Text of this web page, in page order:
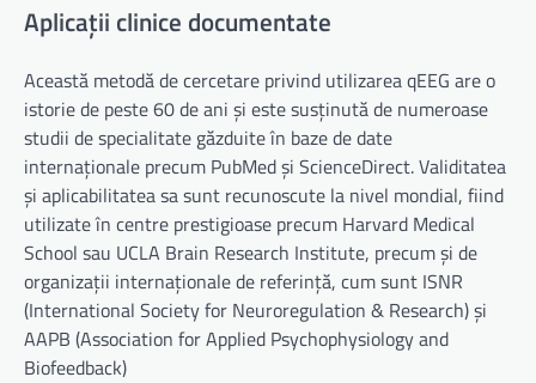
Aplicații clinice documentate
Această metodă de cercetare privind utilizarea qEEG are o
istorie de peste 60 de ani și este susținută de numeroase
studii de specialitate găzduite în baze de date
internaționale precum PubMed și ScienceDirect. Validitatea
și aplicabilitatea sa sunt recunoscute la nivel mondial, fiind
utilizate în centre prestigioase precum Harvard Medical
School sau UCLA Brain Research Institute, precum și de
organizații internaționale de referință, cum sunt ISNR
(International Society for Neuroregulation & Research) și
AAPB (Association for Applied Psychophysiology and
Biofeedback)